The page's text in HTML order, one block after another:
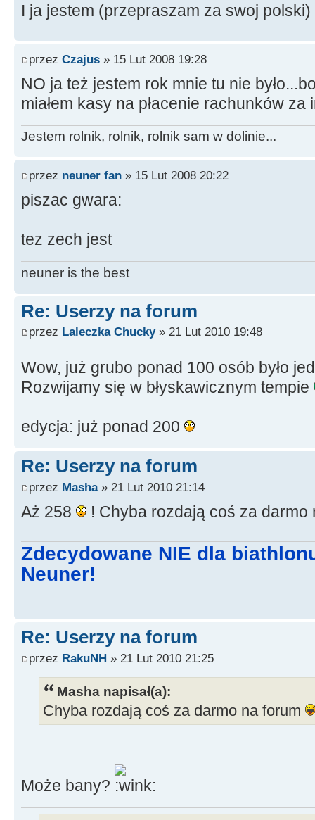
I ja jestem (przepraszam za swoj polski)
przez Czajus » 15 Lut 2008 19:28
NO ja też jestem rok mnie tu nie
miałem kasy na płacenie rachunków za
Jestem rolnik, rolnik, rolnik sam w dolinie...
przez neuner fan » 15 Lut 2008 20:22
piszac gwara:
tez zech jest
neuner is the best
Re: Userzy na forum
przez Laleczka Chucky» 21 Lut 2010 19:48
Wow, już grubo ponad 100 osób było
Rozwijamy się w błyskawicznym tempie
edycja: już ponad 200
Re: Userzy na forum
przez Masha» 21 Lut 2010 21:14
Aż 258 ! Chyba rozdają coś za
Zdecydowane NIE dla
Neuner!
Re: Userzy na forum
przez RakuNH » 21 Lut 2010 21:25
Masha napisał(a):
Chyba rozdają coś za darmo na forum
Może bany?